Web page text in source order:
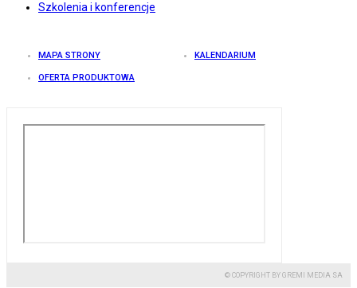
Szkolenia i konferencje
MAPA STRONY KALENDARIUM
OFERTA PRODUKTOWA
© COPYRIGHT BY GREMI MEDIA SA